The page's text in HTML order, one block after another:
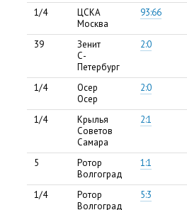
1/4
ЦСКА
Москва
93:66
39
Зенит
С-
Петербург
2:0
1/4
Осер
Осер
2:0
1/4
Крылья
Советов
Самара
2:1
5
Ротор
Волгоград
1:1
1/4
Ротор
Волгоград
5:3